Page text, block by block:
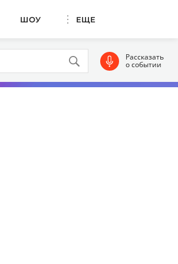
ШОУ ЕЩЕ
Рассказать
о событии